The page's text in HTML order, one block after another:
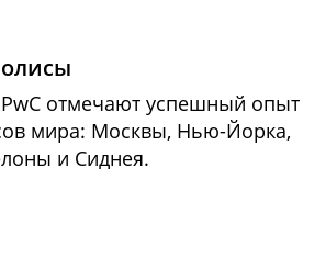
отмечают успешный опыт
мира: Москвы, Нью-Йорка,
и Сиднея.